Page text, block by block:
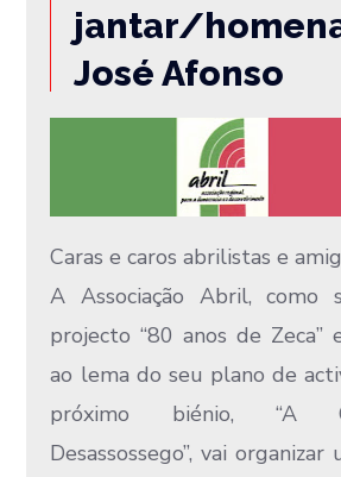
jantar/
José Afonso
Caras e caros abrilistas e
A Associação Abril, como
projecto “80 anos de Zeca”
ao lema do seu plano de
próximo biénio, “A
Desassossego”, vai